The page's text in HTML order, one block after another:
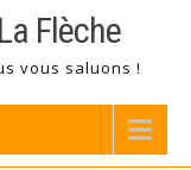
Flèche
vous saluons !